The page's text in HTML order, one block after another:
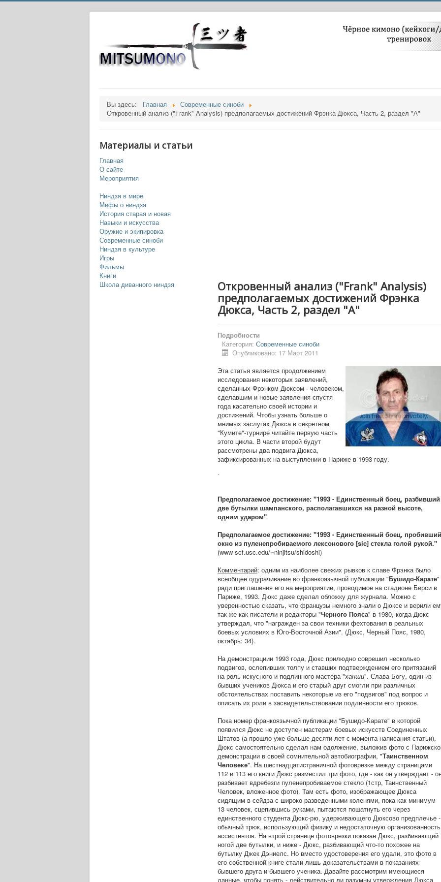
Вы здесь: Главная
Современные синоби
Откровенный анализ ("Frank" Analysis) предполагаемых достижений Фрэнка Дюкса, Часть 2, раздел "А"
Материалы и статьи
Главная
О сайте
Мероприятия
Ниндзя в мире
Мифы о ниндзя
История старая и новая
Навыки и искусства
Оружие и экипировка
Современные синоби
Ниндзя в культуре
Игры
Фильмы
Книги
Школа диванного ниндзя
Откровенный анализ ("Frank" Analysis)
предполагаемых достижений Фрэнка
Дюкса, Часть 2, раздел "А"
Подробности
Категория: Современные синоби
Опубликовано: 17 Март 2011
Эта статья является продолжением
исследования некоторых заявлений,
сделанных Фрэнком Дюксом - человеком,
сделавшим и новые заявления спустя
года касательно своей истории и
достижений. Чтобы узнать больше о
мнимых заслугах Дюкса в секретном
"Кумите"-турнире читайте первую часть
этого цикла. В части второй будут
рассмотрены два подвига Дюкса,
зафиксированных на выступлении в Париже в 1993 году.
.
Предполагаемое достижение: "1993 - Единственный боец, разбивший
две бутылки шампанского, располагавшихся на разной высоте,
одним ударом"
Предполагаемое достижение: "1993 - Единственный боец, пробивший
окно из пуленепробиваемого лексонового [sic] стекла голой рукой."
(www-scf.usc.edu/~ninjitsu/shidoshi)
Комментарий: одним из наиболее свежих рывков к славе Фрэнка было
всеобщее одурачивание во франкоязычной публикации "Бушидо-Карате"
ради приглашения его на мероприятие, проводимое на стадионе Берси в
Париже, 1993. Дюкс даже сделал обложку для журнала. Можно с
уверенностью сказать, что французы немного знали о Дюксе и верили
так же как писатели и редакторы "Черного Пояса" в 1980, когда Дюкс
утверждал, что "награжден за свои техники фехтования в реальных
боевых условиях в Юго-Восточной Азии". (Дюкс, Черный Пояс, 1980,
октябрь: 34).
На демонстрациии 1993 года, Дюкс прилюдно соврешил несколько
подвигов, ослепивших толпу и ставших подтверждением его притязаний
на роль искусного и подлинного мастера "ханши". Слава Богу, один из
бывших учеников Дюкса и его старый друг смогли при различных
обстоятельствах поставить некоторые из его "подвигов" под вопрос и
описать их роли в засвидетельствовании подлинности его трюков.
Пока номер франкоязычной публикации "Бушидо-Карате" в которой
появился Дюкс не доступен мастерам боевых искусств Соединенных
Штатов (а прошло уже больше десяти лет с момента написания статьи),
Дюкс самостоятельно сделал нам одолжение, выложив фото с
демонстрации в своей сомнительной автобиографии, "Таинственном
Человеке". На шестнадцатистраничной фотоврезке между страницами
112 и 113 его книги Дюкс разместил три фото, где - как он утверждает -
разбивает вдребезги пуленепробиваемое стекло (1стр, Таинственный
Человек, вложенное фото). Там есть фото, изображающее Дюкса
сидящим в сейдза с широко разведенными коленями, пока как минимум
13 человек, сцепившись руками, пытаются пошатнуть его через
единственного студента Дюкс-рю, удерживающего Дюксово предплечье -
обычный трюк, использующий физику и недостаточную организованность
ассистентов. На втрой странице фотоврезки показан Дюкс, разбивающий
ногой две бутылки, и ниже - Дюкс, разбивающий что-то похожее на
бутылку Джек Дэниелс. Но вместо удостоверения его удали, это фото в
его собственной книге стали лишь доказательствами в показаниях
бывшего друга и бывшего ученика. Давайте рассмотрим имеющиеся
данные, чтобы понять - действительно ли разумны утверждения Дюкса